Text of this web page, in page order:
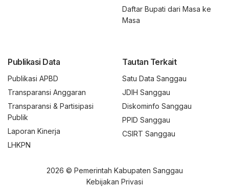
Daftar Bupati dari Masa ke
Masa
Publikasi Data
Publikasi APBD
Transparansi Anggaran
Transparansi & Partisipasi
Publik
Laporan Kinerja
LHKPN
Tautan Terkait
Satu Data Sanggau
JDIH Sanggau
Diskominfo Sanggau
PPID Sanggau
CSIRT Sanggau
2026 © Pemerintah Kabupaten Sanggau
Kebijakan Privasi